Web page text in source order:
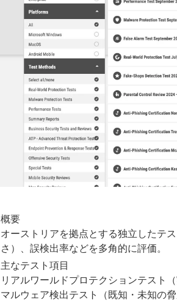
概要
オーストリアを拠点とする独立したテ
さ）、誤検出率などを多角的に評価。
主なテスト項目
リアルワールドプロテクションテスト
マルウェア検出テスト（既知・未知の脅